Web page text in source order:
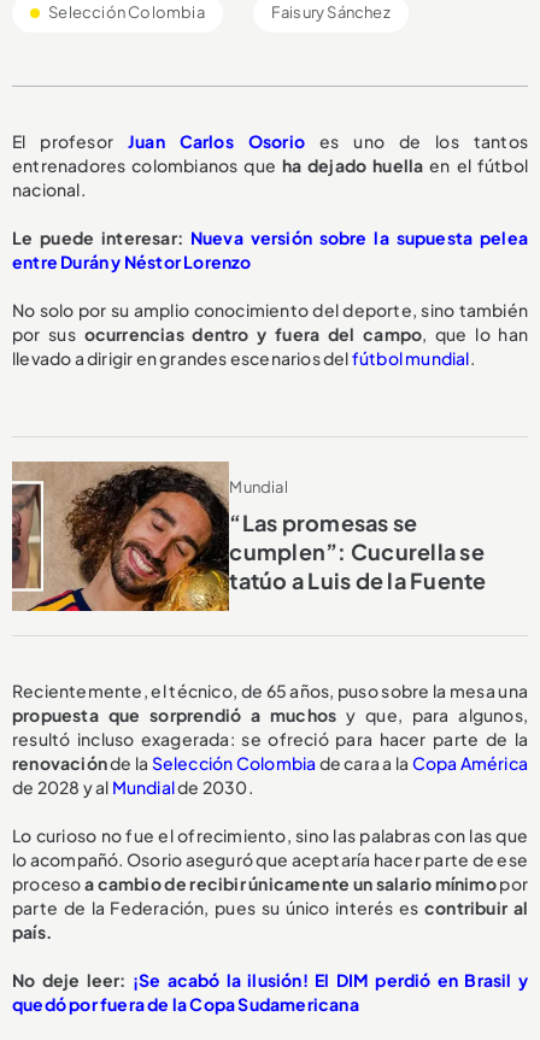
Selección Colombia Faisury Sánchez
El profesor Juan Carlos Osorio
es uno de los tantos
entrenadores colombianos que ha dejado huella en el fútbol
nacional.
Le puede interesar: Nueva versión sobre la supuesta pelea
entre Durán y Néstor Lorenzo
No solo por su amplio conocimiento del deporte, sino también
por sus ocurrencias dentro y fuera del campo, que lo han
llevado a dirigir en grandes escenarios delfútbol mundial.
Mundial
“Las promesas se
cumplen”: Cucurella se
tatúo a Luis de la Fuente
Recientemente, el técnico, de 65 años, puso sobre la mesa una
propuesta que sorprendió a muchosy que, para algunos,
resultó incluso exagerada: se ofreció para hacer parte de la
renovaciónde la Selección Colombia de cara a la Copa América
de 2028 y al Mundialde 2030.
Lo curioso no fue el ofrecimiento, sino las palabras con las que
lo acompañó. Osorio aseguró que aceptaría hacer parte de ese
procesoa cambio de recibirúnicamente un salario mínimopor
parte de la Federación, pues su único interés escontribuir al
país.
No deje leer: ¡Se acabó la ilusión! El DIM perdió en Brasil y
quedó por fuera de la Copa Sudamericana